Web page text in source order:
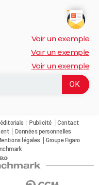
Voir un exemple
Voir un exemple
Voir un exemple
Publicité
Contact
Données personnelles
légales
Groupe Figaro